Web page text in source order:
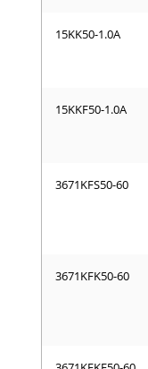
15KK50-1.0A
15KKF50-1.0A
3671KFS50-60
3671KFK50-60